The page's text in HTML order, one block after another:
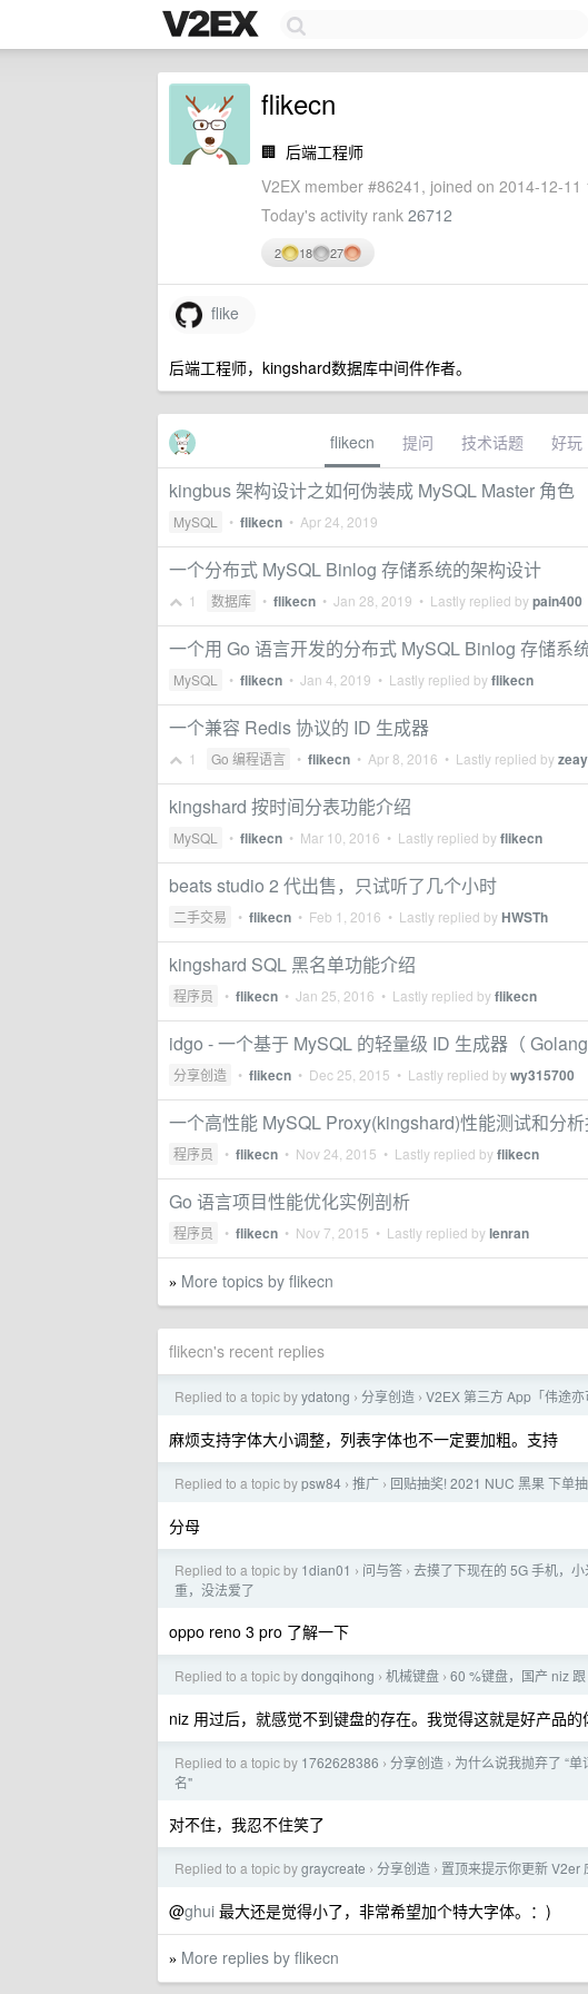
flikecn
🏢 后端工程师
V2EX member #86241, joined on 2014-12-11
Today's activity rank 26712
2 18 27
flike
后端工程师，kingshard数据库中间件作者。
flikecn 提问 技术话题 好玩
kingbus 架构设计之如何伪装成 MySQL Master 角色
MySQL • flikecn • Apr 24, 2019
一个分布式 MySQL Binlog 存储系统的架构设计
1 数据库 • flikecn • Jan 28, 2019 • Lastly replied bypain400
一个用 Go 语言开发的分布式 MySQL Binlog 存储系
MySQL • flikecn • Jan 4, 2019 • Lastly replied byflikecn
一个兼容 Redis 协议的 ID 生成器
1 Go 编程语言 • flikecn • Apr 8, 2016 • Lastly replied by
kingshard 按时间分表功能介绍
MySQL • flikecn • Mar 10, 2016 • Lastly replied byflikecn
beats studio 2 代出售，只试听了几个小时
二手交易 • flikecn • Feb 1, 2016 • Lastly replied byHWSTh
kingshard SQL 黑名单功能介绍
程序员 • flikecn • Jan 25, 2016 • Lastly replied byflikecn
idgo - 一个基于 MySQL 的轻量级 ID 生成器（ Golang
分享创造 • flikecn • Dec 25, 2015 • Lastly replied bywy315700
一个高性能 MySQL Proxy(kingshard)性能测试和分
程序员 • flikecn • Nov 24, 2015 • Lastly replied byflikecn
Go 语言项目性能优化实例剖析
程序员 • flikecn • Nov 7, 2015 • Lastly replied bylenran
» More topics by flikecn
flikecn's recent replies
Replied to a topic byydatong › 分享创造 › V2EX 第三方 App「伟途
麻烦支持字体大小调整，列表字体也不一定要加粗。支持
Replied to a topic bypsw84 › 推广 › 回贴抽奖! 2021 NUC 黑果 下单
分母
Replied to a topic by 1dian01 › 问与答 › 去摸了下现在的 5G 手机，
重，没法爱了
oppo reno 3 pro 了解一下
Replied to a topic bydongqihong › 机械键盘 › 60 %键盘，国产 niz
niz 用过后，就感觉不到键盘的存在。我觉得这就是好产品的
Replied to a topic by 1762628386 › 分享创造 › 为什么说我抛弃了 “
名"
对不住，我忍不住笑了
Replied to a topic bygraycreate › 分享创造 › 置顶来提示你更新 V2er
@ghui 最大还是觉得小了，非常希望加个特大字体。：)
» More replies by flikecn